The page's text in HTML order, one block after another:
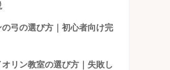
弓の選び方｜初心者向け完
リン教室の選び方｜失敗し